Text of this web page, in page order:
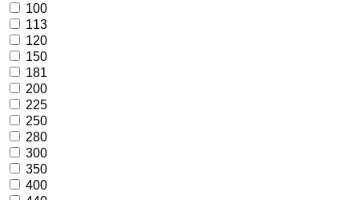
100
113
120
150
181
200
225
250
280
300
350
400